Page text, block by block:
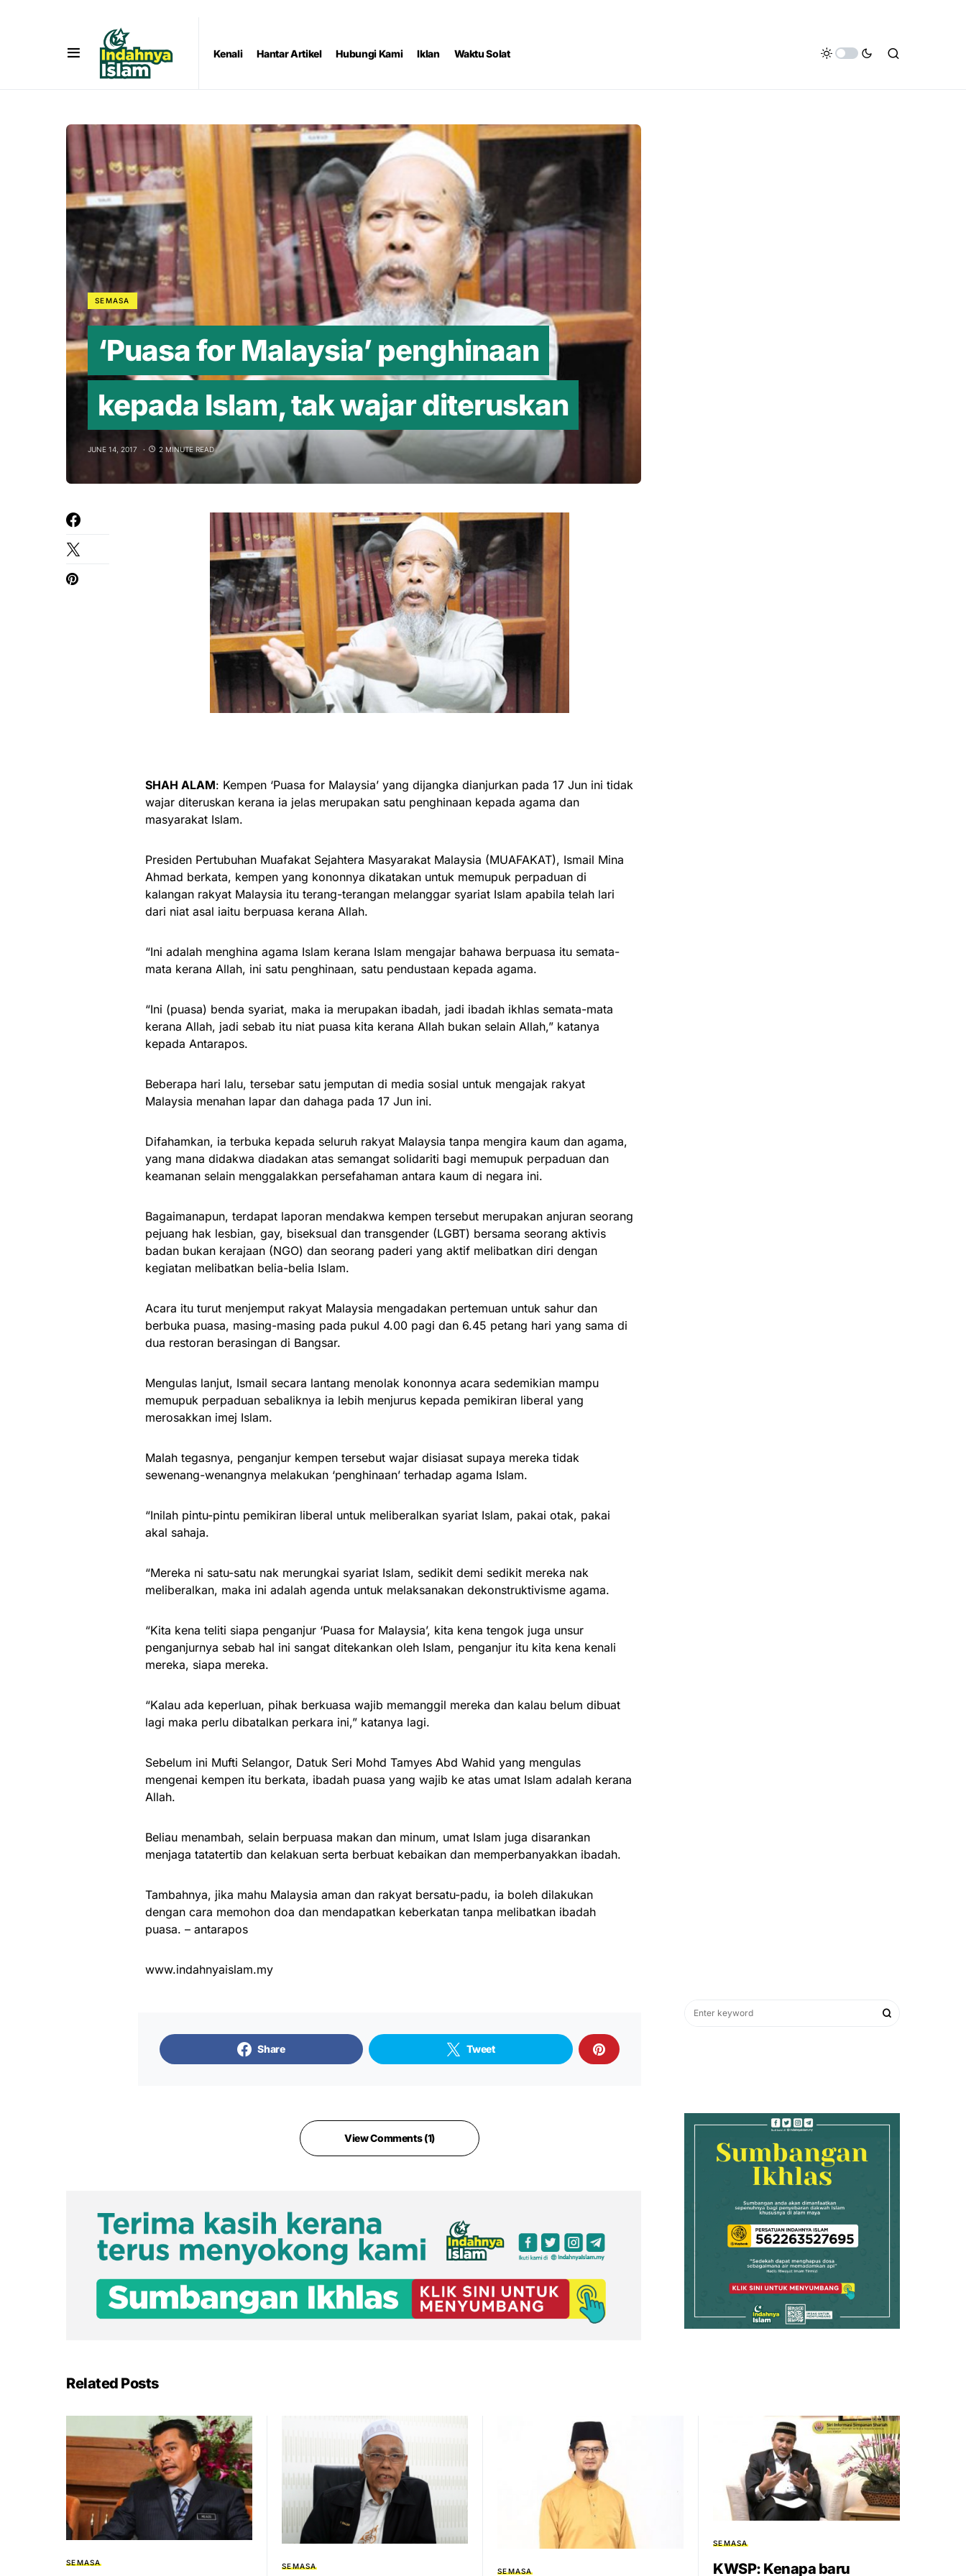
Kenali Hantar Artikel Hubungi Kami Iklan Waktu Solat
SEMASA
‘Puasa for Malaysia’ penghinaan
kepada Islam, tak wajar diteruskan
JUNE 14, 2017 2 MINUTE READ
SHAH ALAM: Kempen ‘Puasa for Malaysia’ yang dijangka dianjurkan pada 17 Jun ini tidak
wajar diteruskan kerana ia jelas merupakan satu penghinaan kepada agama dan
masyarakat Islam.
Presiden Pertubuhan Muafakat Sejahtera Masyarakat Malaysia (MUAFAKAT), Ismail Mina
Ahmad berkata, kempen yang kononnya dikatakan untuk memupuk perpaduan di
kalangan rakyat Malaysia itu terang-terangan melanggar syariat Islam apabila telah lari
dari niat asal iaitu berpuasa kerana Allah.
“Ini adalah menghina agama Islam kerana Islam mengajar bahawa berpuasa itu semata-
mata kerana Allah, ini satu penghinaan, satu pendustaan kepada agama.
“Ini (puasa) benda syariat, maka ia merupakan ibadah, jadi ibadah ikhlas semata-mata
kerana Allah, jadi sebab itu niat puasa kita kerana Allah bukan selain Allah,” katanya
kepada Antarapos.
Beberapa hari lalu, tersebar satu jemputan di media sosial untuk mengajak rakyat
Malaysia menahan lapar dan dahaga pada 17 Jun ini.
Difahamkan, ia terbuka kepada seluruh rakyat Malaysia tanpa mengira kaum dan agama,
yang mana didakwa diadakan atas semangat solidariti bagi memupuk perpaduan dan
keamanan selain menggalakkan persefahaman antara kaum di negara ini.
Bagaimanapun, terdapat laporan mendakwa kempen tersebut merupakan anjuran seorang
pejuang hak lesbian, gay, biseksual dan transgender (LGBT) bersama seorang aktivis
badan bukan kerajaan (NGO) dan seorang paderi yang aktif melibatkan diri dengan
kegiatan melibatkan belia-belia Islam.
Acara itu turut menjemput rakyat Malaysia mengadakan pertemuan untuk sahur dan
berbuka puasa, masing-masing pada pukul 4.00 pagi dan 6.45 petang hari yang sama di
dua restoran berasingan di Bangsar.
Mengulas lanjut, Ismail secara lantang menolak kononnya acara sedemikian mampu
memupuk perpaduan sebaliknya ia lebih menjurus kepada pemikiran liberal yang
merosakkan imej Islam.
Malah tegasnya, penganjur kempen tersebut wajar disiasat supaya mereka tidak
sewenang-wenangnya melakukan ‘penghinaan’ terhadap agama Islam.
“Inilah pintu-pintu pemikiran liberal untuk meliberalkan syariat Islam, pakai otak, pakai
akal sahaja.
“Mereka ni satu-satu nak merungkai syariat Islam, sedikit demi sedikit mereka nak
meliberalkan, maka ini adalah agenda untuk melaksanakan dekonstruktivisme agama.
“Kita kena teliti siapa penganjur ‘Puasa for Malaysia’, kita kena tengok juga unsur
penganjurnya sebab hal ini sangat ditekankan oleh Islam, penganjur itu kita kena kenali
mereka, siapa mereka.
“Kalau ada keperluan, pihak berkuasa wajib memanggil mereka dan kalau belum dibuat
lagi maka perlu dibatalkan perkara ini,” katanya lagi.
Sebelum ini Mufti Selangor, Datuk Seri Mohd Tamyes Abd Wahid yang mengulas
mengenai kempen itu berkata, ibadah puasa yang wajib ke atas umat Islam adalah kerana
Allah.
Beliau menambah, selain berpuasa makan dan minum, umat Islam juga disarankan
menjaga tatatertib dan kelakuan serta berbuat kebaikan dan memperbanyakkan ibadah.
Tambahnya, jika mahu Malaysia aman dan rakyat bersatu-padu, ia boleh dilakukan
dengan cara memohon doa dan mendapatkan keberkatan tanpa melibatkan ibadah
puasa. – antarapos
www.indahnyaislam.my
Share Tweet
View Comments (1)
Related Posts
SEMASA SEMASA
SEMASA
SEMASA
KWSP: Kenapa baru